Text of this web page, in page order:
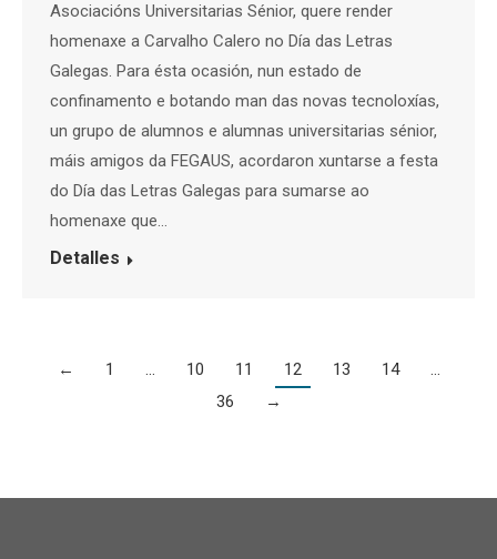
Asociacións Universitarias Sénior, quere render
homenaxe a Carvalho Calero no Día das Letras
Galegas. Para ésta ocasión, nun estado de
confinamento e botando man das novas tecnoloxías,
un grupo de alumnos e alumnas universitarias sénior,
máis amigos da FEGAUS, acordaron xuntarse a festa
do Día das Letras Galegas para sumarse ao
homenaxe que…
Detalles
← 1 … 10 11 12 13 14
…
36
→